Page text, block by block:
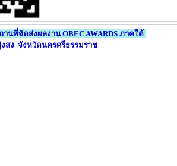
นที่จัดส่งผลงาน OBEC AWARDS ภาคใต้
งสง จังหวัดนครศรีธรรมราช